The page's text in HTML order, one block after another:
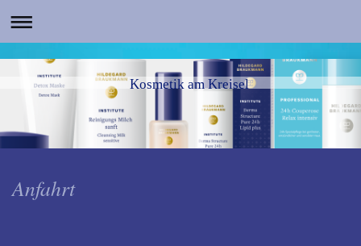
Kosmetik am Kreisel
Anfahrt